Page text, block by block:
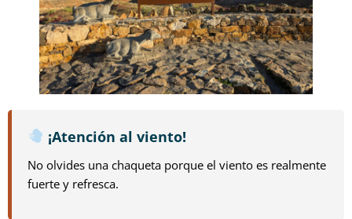
¡Atención al viento!
No olvides una chaqueta porque el viento es realmente
fuerte y refresca.